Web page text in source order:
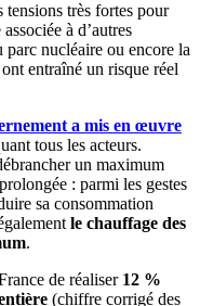
tensions très fortes pour
à d’autres
nucléaire ou encore la
entraîné un risque réel
a mis en œuvre
tous les acteurs.
un maximum
: parmi les gestes
sa consommation
le chauffage des
.
de réaliser 12 %
(chiffre corrigé des